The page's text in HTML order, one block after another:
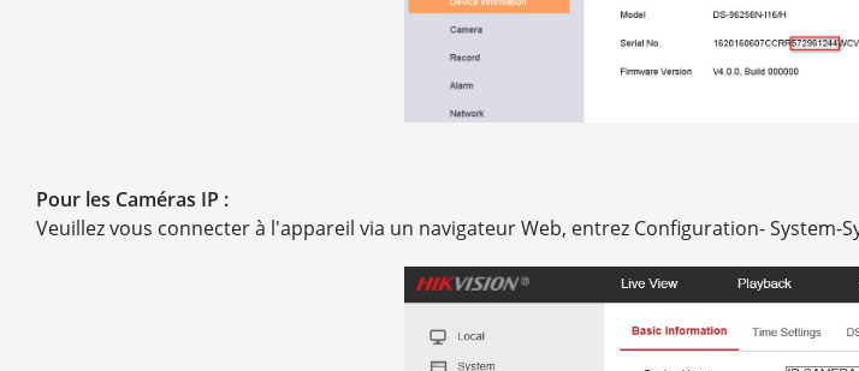
Pour les Caméras IP :
Veuillez vous connecter à l'appareil via un navigateur Web, entrez Configuration-